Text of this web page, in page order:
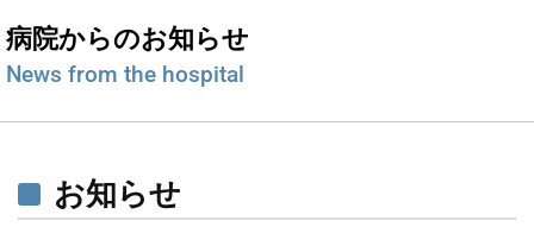
ス
キ
プ
病院からのお知らせ
News from the hospital
お知らせ